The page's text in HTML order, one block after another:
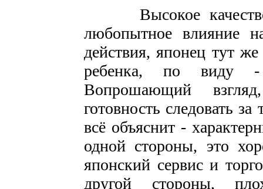
Высокое качество
любопытное влияние
действия, японец тут
ребенка, по виду -
Вопрошающий
готовность следовать
всё объяснит -
одной стороны, это
японский сервис и
другой стороны,